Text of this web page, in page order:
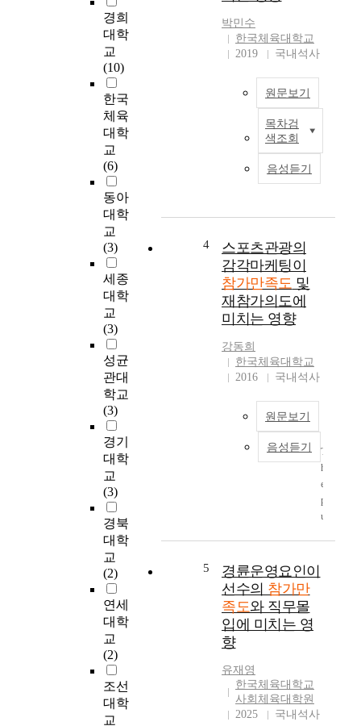
경희
대학
교
(10)
한국
체육
대학
교
(6)
동아
대학
교
(3)
세종
대학
교
(3)
성균
관대
학교
(3)
경기
대학
교
(3)
경북
대학
교
(2)
연세
대학
교
(2)
조선
대학
교
by sex appeared that
man is higher than
women in outer
motive. Second, The
motivation of the
swimming participants
by age appeared that
twenties is the highest
and a forties is the
lowest in inner motive
of the swimming
appeared that middle's
class is the highest and
the beginner's class is
the lowest in
unmotivated. Forth,
swimming participants
by income appeared
more than 300만원 is
the highest and less
than 100만원 is the
lowest in unmotivated.
Fifth, The satisfaction
of the swimming
만원, and less than 200
satisfaction.
박민수
한국체육대학교
2019
국내석사
원문보기
목차검
색조회
음성듣기
4
스포츠관광의
감각마케팅이
참가만족도 및
재참가의도에
미치는 영향
강동희
한국체육대학교
2016
국내석사
원문보기
음성듣기
T
h
e
p
u
5
경륜운영요인이
선수의 참가만
족도와 직무몰
입에 미치는 영
향
유재영
한국체육대학교
사회체육대학원
2025
국내석사